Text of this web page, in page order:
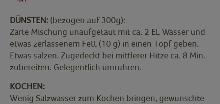
DÜNSTEN: (bezogen auf 300g):
Zarte Mischung unaufgetaut mit ca. 2 EL Wasser und
etwas zerlassenem Fett (10 g) in einen Topf geben.
Etwas salzen. Zugedeckt bei mittlerer Hitze ca. 8 Min.
zubereiten. Gelegentlich umrühren.
KOCHEN:
Wenig Salzwasser zum Kochen bringen, gewünschte